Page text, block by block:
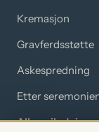
Kremasjon
Gravferdsstøtte
Askespredning
Etter
Alle